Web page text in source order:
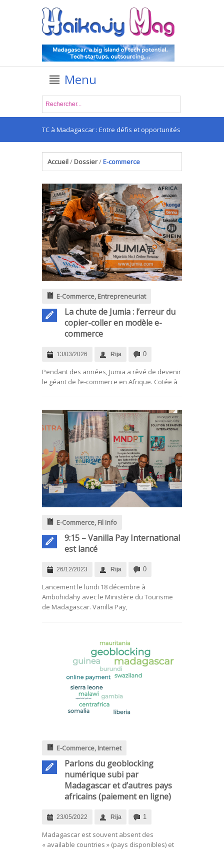
Menu
VTC à Madagascar : Entre défis et opportunités
Accueil/ Dossier/E-commerce
.
E-Commerce, Entrepreneuriat
La chute de Jumia : l’erreur du
copier-coller en modèle e-
commerce
13/03/2026 Rija 0
Pendant des années, Jumia a rêvé de devenir
le géant de l’e-commerce en Afrique. Cotée à
E-Commerce, Fil Info
9:15 – Vanilla Pay International
est lancé
26/12/2023 Rija 0
Lancement le lundi 18 décembre à
Ambohidahy avec le Ministère du Tourisme
de Madagascar. Vanilla Pay,
.
E-Commerce, Internet
Parlons du geoblocking
numérique subi par
Madagascar et d’autres pays
africains (paiement en ligne)
23/05/2022 Rija 1
Madagascar est souvent absent des
« available countries » (pays disponibles) et